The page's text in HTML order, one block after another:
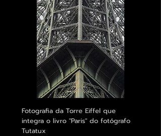
Fotografia da Torre Eiffel que
integra o livro "Paris" do fotógrafo
Tutatux